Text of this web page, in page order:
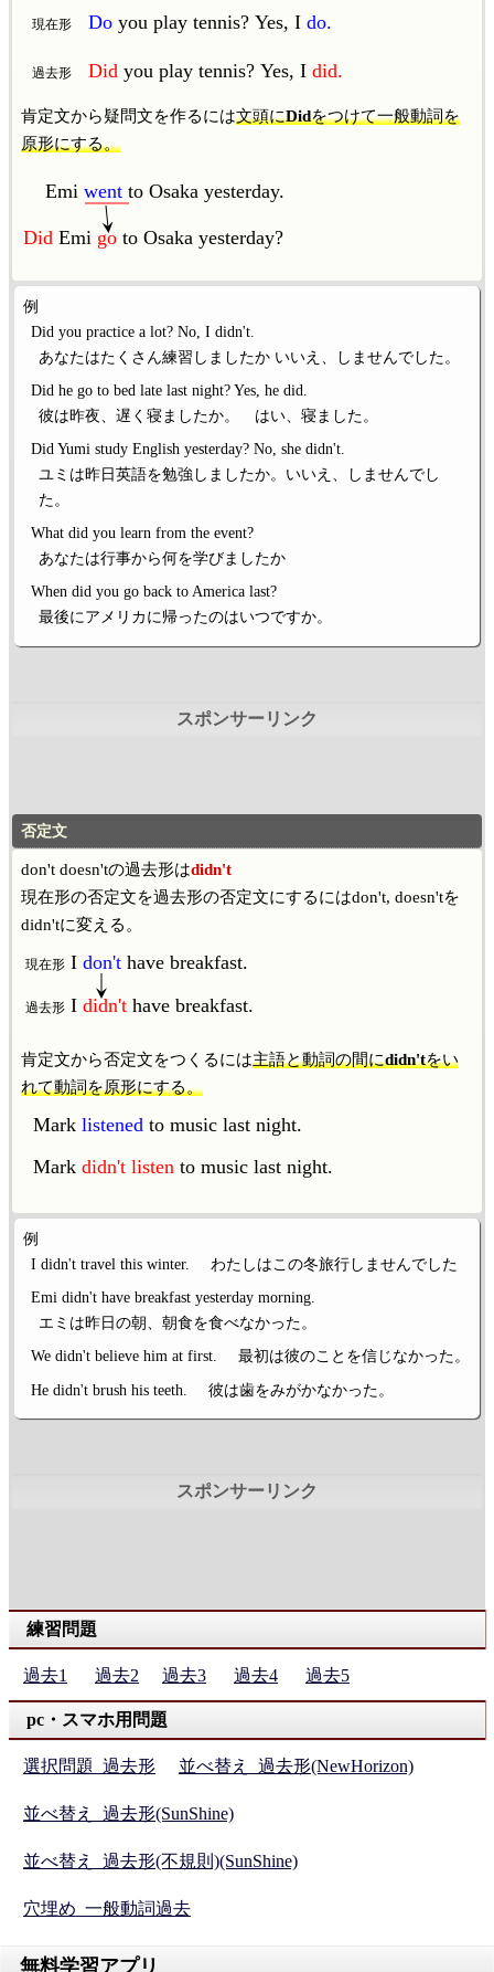
Do you play tennis? Yes, I do.
Did you play tennis? Yes, I did.
現在形
過去形
肯定文から疑問文を作るには文頭にDidをつけて一般動詞を
原形にする。
Emi went to Osaka yesterday.
Did Emi go to Osaka yesterday?
例
Did you practice a lot? No, I didn't.
あなたはたくさん練習しましたか いいえ、しませんでした。
Did he go to bed late last night? Yes, he did.
彼は昨夜、遅く寝ましたか。 はい、寝ました。
Did Yumi study English yesterday? No, she didn't.
ユミは昨日英語を勉強しましたか。いいえ、しませんでし
た。
What did you learn from the event?
あなたは行事から何を学びましたか
When did you go back to America last?
最後にアメリカに帰ったのはいつですか。
否定文
don't doesn'tの過去形はdidn't
現在形の否定文を過去形の否定文にするにはdon't, doesn'tを
didn'tに変える。
I don't have breakfast.
I didn't have breakfast.
現在形
過去形
肯定文から否定文をつくるには主語と動詞の間にdidn'tをい
れて動詞を原形にする。
Mark listened to music last night.
Mark didn't listen to music last night.
例
I didn't travel this winter.
わたしはこの冬旅行しませんでした
Emi didn't have breakfast yesterday morning.
エミは昨日の朝、朝食を食べなかった。
We didn't believe him at first.
最初は彼のことを信じなかった。
He didn't brush his teeth.
彼は歯をみがかなかった。
練習問題
過去1 過去2 過去3 過去4 過去5
pc・スマホ用問題
選択問題_過去形 並べ替え_過去形(NewHorizon)
並べ替え_過去形(SunShine)
並べ替え_過去形(不規則)(SunShine)
穴埋め_一般動詞過去